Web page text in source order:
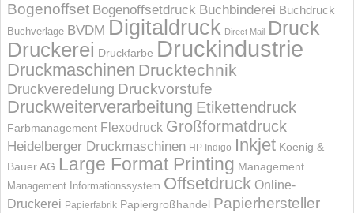
Bogenoffset Bogenoffsetdruck Buchbinderei Buchdruck
Buchverlage BVDM Digitaldruck Direct Mail Druck
Druckerei Druckfarbe Druckindustrie
Druckmaschinen Drucktechnik
Druckveredelung Druckvorstufe
Druckweiterverarbeitung Etikettendruck
Farbmanagement Flexodruck Großformatdruck
Heidelberger Druckmaschinen HP Indigo Inkjet Koenig &
Bauer AG Large Format Printing Management
Management Informations­system Offsetdruck Online-
Druckerei Papierfabrik Papiergroßhandel Papierhersteller